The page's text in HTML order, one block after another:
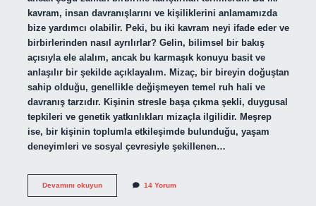
kavram, insan davranışlarını ve kişiliklerini anlamamızda
bize yardımcı olabilir. Peki, bu iki kavram neyi ifade eder ve
birbirlerinden nasıl ayrılırlar? Gelin, bilimsel bir bakış
açısıyla ele alalım, ancak bu karmaşık konuyu basit ve
anlaşılır bir şekilde açıklayalım. Mizaç, bir bireyin doğuştan
sahip olduğu, genellikle değişmeyen temel ruh hali ve
davranış tarzıdır. Kişinin stresle başa çıkma şekli, duygusal
tepkileri ve genetik yatkınlıkları mizaçla ilgilidir. Meşrep
ise, bir kişinin toplumla etkileşimde bulunduğu, yaşam
deneyimleri ve sosyal çevresiyle şekillenen…
Devamını okuyunMizaç
14 Yorum